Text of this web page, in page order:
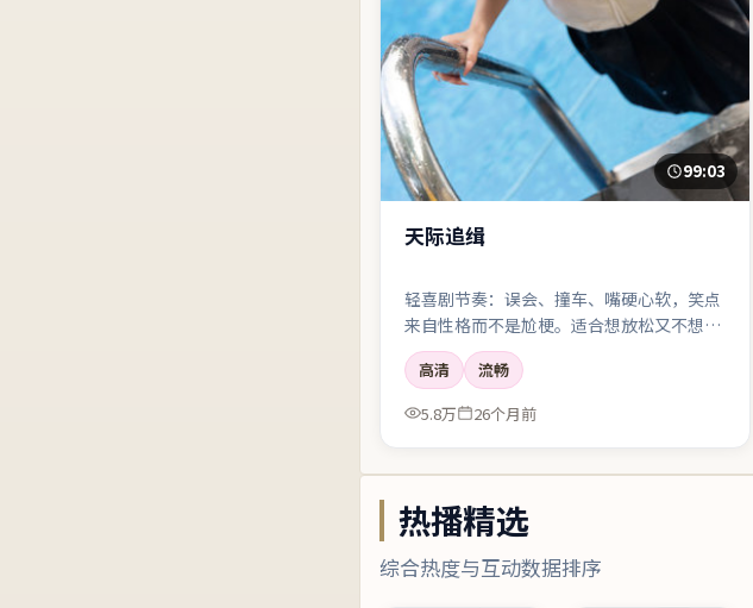
99:03
天际追缉
轻喜剧节奏：误会、撞车、嘴硬心软，笑点
来自性格而不是尬梗。适合想放松又不想看
无脑片的观众。
高清
流畅
5.8万
26个月前
热播精选
综合热度与互动数据排序